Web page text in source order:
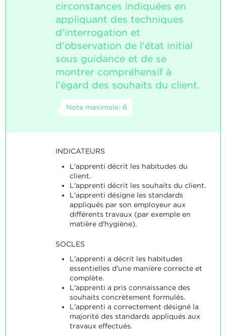
circonstances indiquées en
appliquant des techniques
d'interrogation et
d'observation de l'état initial
sous guidance et de se
montrer compréhensif à
l'égard des souhaits du client.
Note maximale: 6
INDICATEURS
L'apprenti décrit les habitudes du
client.
L'apprenti décrit les souhaits du client.
L'apprenti désigne les standards
appliqués par son employeur aux
différents travaux (par exemple en
matière d'hygiène).
SOCLES
L'apprenti a décrit les habitudes
essentielles d'une manière correcte et
complète.
L'apprenti a pris connaissance des
souhaits concrètement formulés.
L'apprenti a correctement désigné la
majorité des standards appliqués aux
travaux effectués.